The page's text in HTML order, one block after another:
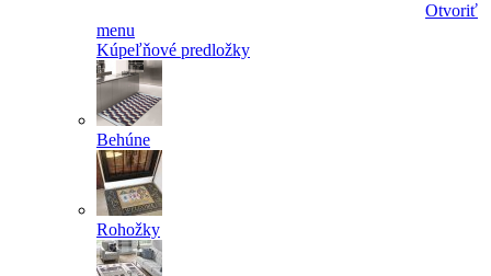
Otvoriť
menu
Kúpeľňové predložky
Behúne
Rohožky